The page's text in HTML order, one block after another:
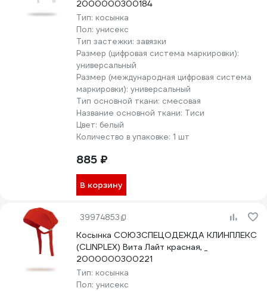
2000000300184
Тип: косынка
Пол: унисекс
Тип застежки: завязки
Размер (цифровая система маркировки):
универсальный
Размер (международная цифровая система
маркировки): универсальный
Тип основной ткани: смесовая
Название основной ткани: Тиси
Цвет: белый
Количество в упаковке: 1 шт
885 ₽
В корзину
39974853
Косынка СОЮЗСПЕЦОДЕЖДА КЛИНПЛЕКС
(CLINPLEX) Вита Лайт красная, _
2000000300221
Тип: косынка
Пол: унисекс